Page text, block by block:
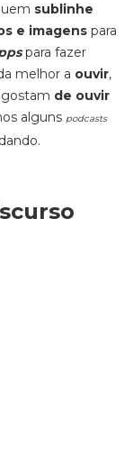
sublinhe
e imagens para
para fazer
melhor a ouvir,
gostam de ouvir
alguns podcasts